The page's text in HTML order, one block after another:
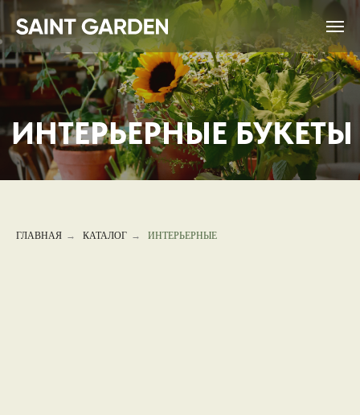
ИНТЕРЬЕРНЫЕ БУКЕТЫ
ГЛАВНАЯ → КАТАЛОГ → ИНТЕРЬЕРНЫЕ